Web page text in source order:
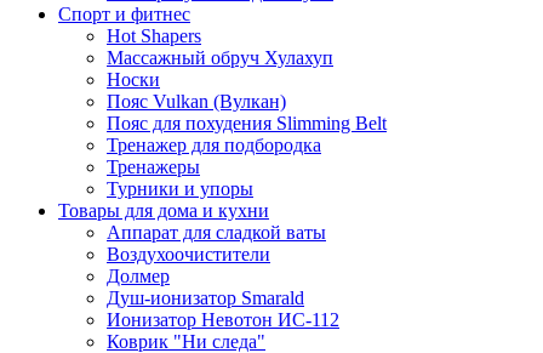
Спорт и фитнес
Hot Shapers
Массажный обруч Хулахуп
Носки
Пояс Vulkan (Вулкан)
Пояс для похудения Slimming Belt
Тренажер для подбородка
Тренажеры
Турники и упоры
Товары для дома и кухни
Аппарат для сладкой ваты
Воздухоочистители
Долмер
Душ-ионизатор Smarald
Ионизатор Невотон ИС-112
Коврик "Ни следа"